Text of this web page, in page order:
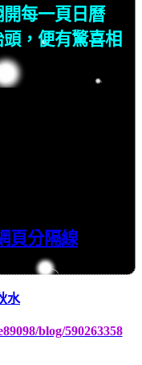
每一頁日曆
，便有驚喜相
水
blog/590263358